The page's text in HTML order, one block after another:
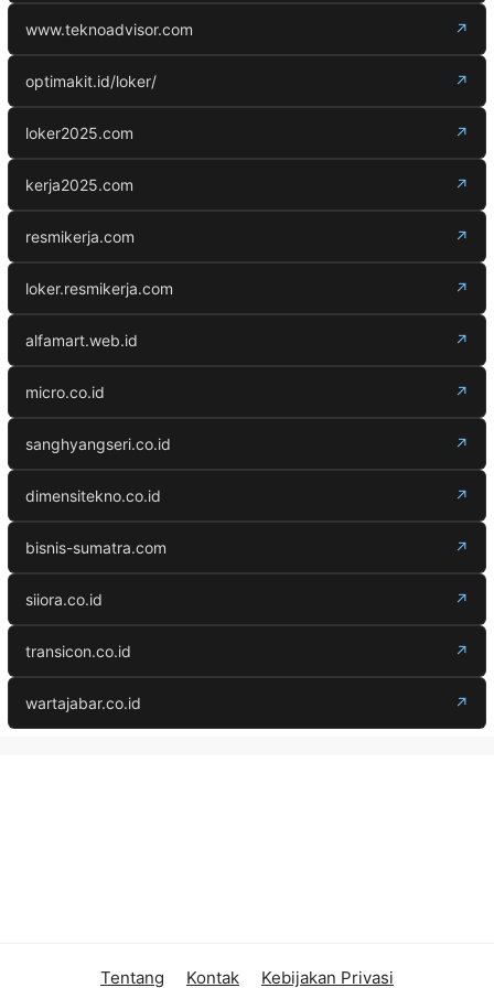
www.teknoadvisor.com ↗
optimakit.id/loker/ ↗
loker2025.com ↗
kerja2025.com ↗
resmikerja.com ↗
loker.resmikerja.com ↗
alfamart.web.id ↗
micro.co.id ↗
sanghyangseri.co.id ↗
dimensitekno.co.id ↗
bisnis-sumatra.com ↗
siiora.co.id ↗
transicon.co.id ↗
wartajabar.co.id ↗
Tentang Kontak Kebijakan Privasi